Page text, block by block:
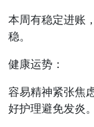
本周有稳定进账
稳。
健康运势：
容易精神紧张焦
好护理避免发炎。